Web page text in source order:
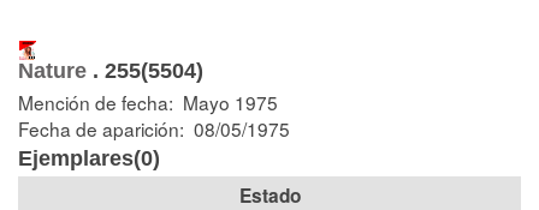
Nature . 255(5504)
Mención de fecha: Mayo 1975
Fecha de aparición: 08/05/1975
Ejemplares(0)
Estado